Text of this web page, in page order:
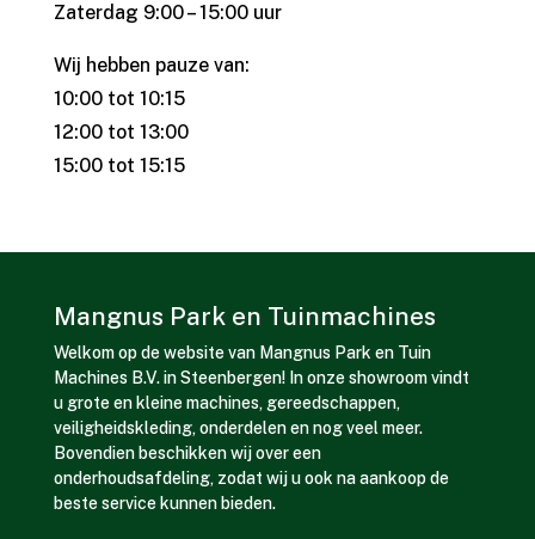
Zaterdag 9:00 – 15:00 uur
Wij hebben pauze van:
10:00 tot 10:15
12:00 tot 13:00
15:00 tot 15:15
Mangnus Park en Tuinmachines
Welkom op de website van Mangnus Park en Tuin
Machines B.V. in Steenbergen! In onze showroom vindt
u grote en kleine machines, gereedschappen,
veiligheidskleding, onderdelen en nog veel meer.
Bovendien beschikken wij over een
onderhoudsafdeling, zodat wij u ook na aankoop de
beste service kunnen bieden.